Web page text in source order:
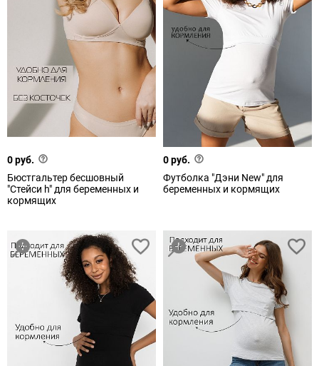
0 руб.
Бюстгальтер бесшовный
"Стейси h" для беременных и
кормящих
0 руб.
Футболка "Дэни New" для
беременных и кормящих